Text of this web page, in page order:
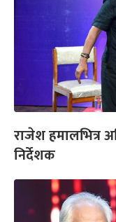
राजेश हमालभित्र
निर्देशक